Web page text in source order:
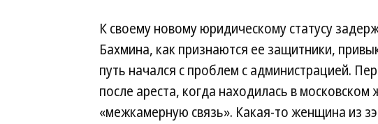
К своему новому юридическому статусу
Бахмина, как признаются ее защитники,
путь начался с проблем с администрацией.
после ареста, когда находилась в
«межкамерную связь». Какая-то женщина из